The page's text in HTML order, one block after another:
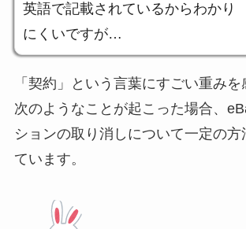
英語で記載されているからわかり
にくいですが…
「契約」という言葉にすごい重みを
次のようなことが起こった場合、
ションの取り消しについて一定の
ています。